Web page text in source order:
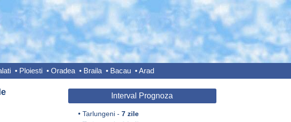
• Ploiesti • Oradea • Braila • Bacau •Arad
Interval Prognoza
• Tarlungeni - 7 zile